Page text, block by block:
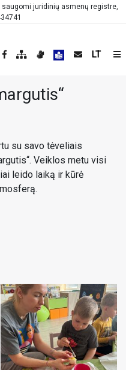
juridinių asmenų registre,
LT
su savo tėveliais
Veiklos metu visi
leido laiką ir kūrė